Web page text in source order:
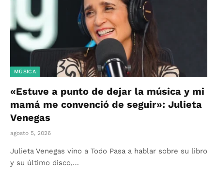
MÚSICA
«Estuve a punto de dejar la música y mi
mamá me convenció de seguir»: Julieta
Venegas
agosto 5, 2026
Julieta Venegas vino a Todo Pasa a hablar sobre su libro
y su último disco,…